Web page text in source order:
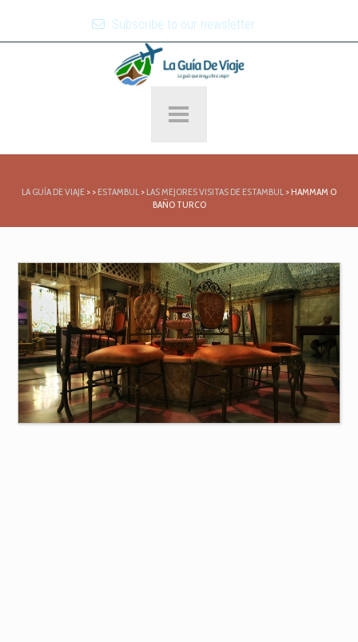
Subscribe to our newsletter
LA GUÍA DE VIAJE > > ESTAMBUL > LAS MEJORES VISITAS DE ESTAMBUL > HAMMAM O
BAÑO TURCO